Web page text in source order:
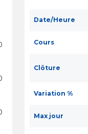
Date/Heure
Cours
Clôture
Variation %
Max jour